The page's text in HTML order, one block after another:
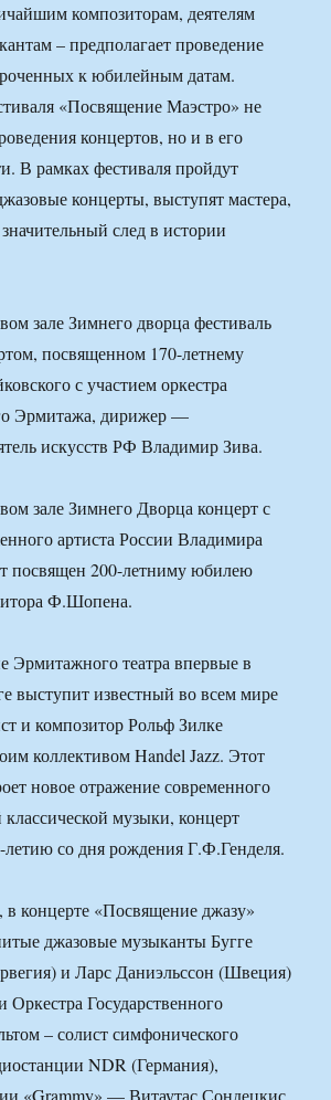
композиторам, деятелям
– предполагает проведение
к юбилейным датам.
«Посвящение Маэстро» не
концертов, но и в его
В рамках фестиваля пройдут
концерты, выступят мастера,
след в истории
зале Зимнего дворца фестиваль
посвященном 170-летнему
с участием оркестра
Эрмитажа, дирижер —
искусств РФ Владимир Зива.
зале Зимнего Дворца концерт с
артиста России Владимира
посвящен 200-летниму юбилею
Ф.Шопена.
Эрмитажного театра впервые в
выступит известный во всем мире
и композитор Рольф Зилке
коллективом Handel Jazz. Этот
новое отражение современного
музыки, концерт
летию со дня рождения Г.Ф.Генделя.
в концерте «Посвящение джазу»
джазовые музыканты Бугге
и Ларс Даниэльссон (Швеция)
Оркестра Государственного
– солист симфонического
NDR (Германия),